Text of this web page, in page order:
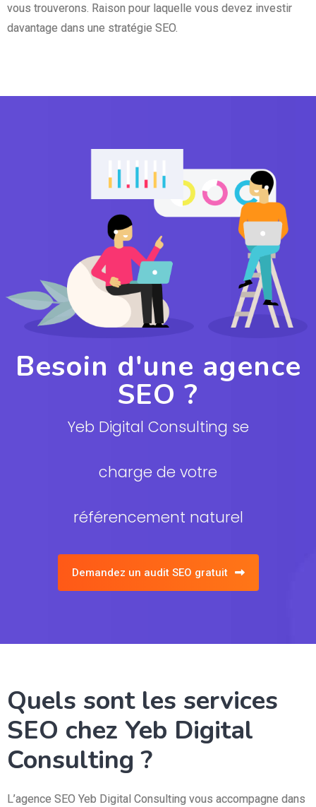
vous trouverons. Raison pour laquelle vous devez investir
davantage dans une stratégie SEO.
Besoin d'une agence
SEO ?
Yeb Digital Consulting se
charge de votre
référencement naturel
Demandez un audit SEO gratuit
Quels sont les services
SEO chez Yeb Digital
Consulting ?
L’agence SEO Yeb Digital Consulting vous accompagne dans